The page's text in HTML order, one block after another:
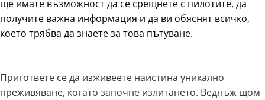
ще имате възможност да се срещнете с пилотите, да
получите важна информация и да ви обяснят всичко,
което трябва да знаете за това пътуване.
Пригответе се да изживеете наистина уникално
преживяване, когато започне излитането. Веднъж щом